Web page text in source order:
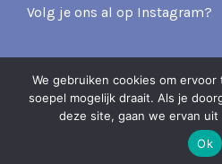
Volg je ons al op Instagram?
2026 Pits &
We gebruiken cookies om
soepel mogelijk draait. Als je
deze site, gaan we ervan
Ok